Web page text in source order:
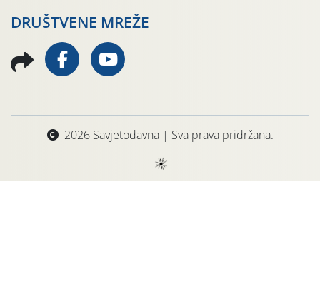
DRUŠTVENE MREŽE
2026 Savjetodavna | Sva prava pridržana.